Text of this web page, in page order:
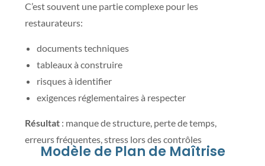
C’est souvent une partie complexe pour les
restaurateurs:
documents techniques
tableaux à construire
risques à identifier
exigences réglementaires à respecter
Résultat : manque de structure, perte de temps,
erreurs fréquentes, stress lors des contrôles
Modèle de Plan de Maîtrise